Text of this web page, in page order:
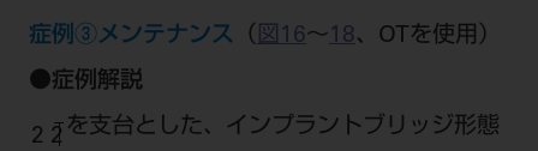
症例③メンテナンス （ 図16～18 、OTを使用）
●症例解説
2 2 を支台とした、インプラントブリッジ形態